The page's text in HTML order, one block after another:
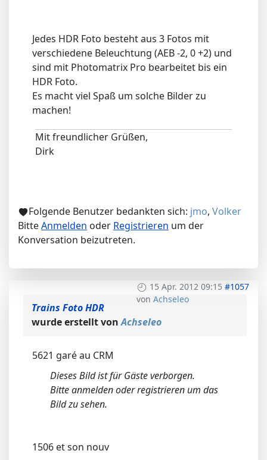
Jedes HDR Foto besteht aus 3 Fotos mit
verschiedene Beleuchtung (AEB -2, 0 +2) und
sind mit Photomatrix Pro bearbeitet bis ein
HDR Foto.
Es macht viel Spaß um solche Bilder zu
machen!
Mit freundlicher Grüßen,
Dirk
Folgende Benutzer bedankten sich: jmo, Volker
BitteAnmelden oder Registrieren um der
Konversation beizutreten.
15 Apr. 2012 09:15 #1057
von Achseleo
Trains Foto HDR
wurde erstellt vonAchseleo
5621 garé au CRM
Dieses Bild ist für Gäste verborgen.
Bitte anmelden oder registrieren um das
Bild zu sehen.
1506 et son nouv